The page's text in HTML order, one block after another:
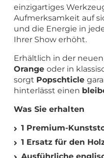
einzigartiges
Aufmerksamkeit auf
und die Energie in
Ihrer Show erhöht.
Erhältlich in der
Orange oder in
sorgt Popschticle
hinterlässt einen
Was Sie erhalten
1 Premium-
1 Ersatz für den
Ausführliche